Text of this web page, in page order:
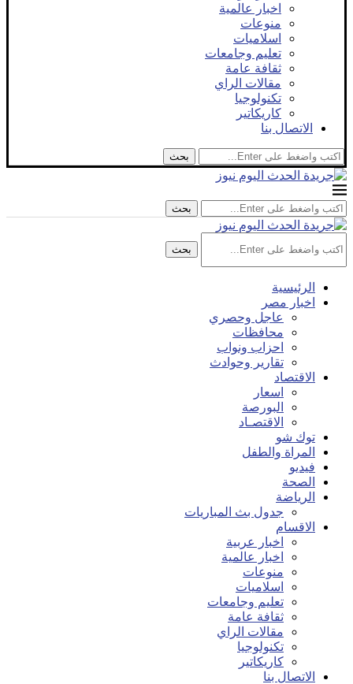
اخبار عالمية
منوعات
اسلاميات
تعليم وجامعات
ثقافة عامة
مقالات الراي
تكنولوجيا
كاريكاتير
الاتصال بنا
بحث
بحث
بحث
الرئيسية
اخبار مصر
عاجل وحصري
محافظات
احزاب ونواب
تقارير وحوادث
الاقتصاد
اسعار
البورصة
الاقتصـاد
توك شو
المراة والطفل
فيديو
الصحة
الرياضة
جدول بث المباريات
الاقسام
اخبار عربية
اخبار عالمية
منوعات
اسلاميات
تعليم وجامعات
ثقافة عامة
مقالات الراي
تكنولوجيا
كاريكاتير
الاتصال بنا